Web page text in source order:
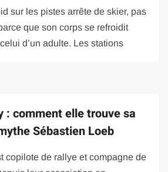
sur les pistes arrête de skier, pas
que son corps se refroidit
d’un adulte. Les stations
: comment elle trouve sa
Sébastien Loeb
copilote de rallye et compagne de